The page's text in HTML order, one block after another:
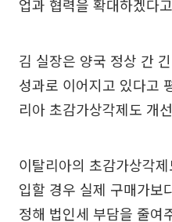
업과 협력을 확대하겠다
김 실장은 양국 정상 간
성과로 이어지고 있다고
리아 초감가상각제도 개
이탈리아의 초감가상각
입할 경우 실제 구매가보
정해 법인세 부담을 줄여